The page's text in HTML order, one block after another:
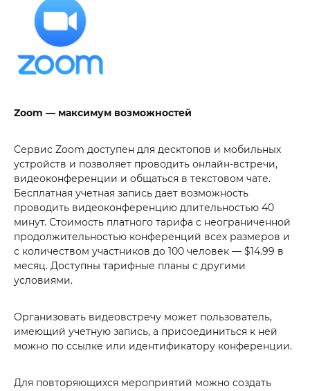
Zoom — максимум возможностей
Сервис Zoom доступен для десктопов и мобильных
устройств и позволяет проводить онлайн-встречи,
видеоконференции и общаться в текстовом чате.
Бесплатная учетная запись дает возможность
проводить видеоконференцию длительностью 40
минут. Стоимость платного тарифа c неограниченной
продолжительностью конференций всех размеров и
с количеством участников до 100 человек — $14.99 в
месяц. Доступны тарифные планы с другими
условиями.
Организовать видеовстречу может пользователь,
имеющий учетную запись, а присоединиться к ней
можно по ссылке или идентификатору конференции.
Для повторяющихся мероприятий можно создать